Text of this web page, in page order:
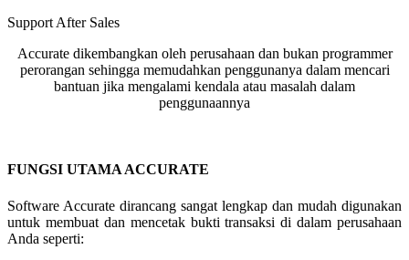
Support After Sales
Accurate dikembangkan oleh perusahaan dan bukan programmer
perorangan sehingga memudahkan penggunanya dalam mencari
bantuan jika mengalami kendala atau masalah dalam
penggunaannya
FUNGSI UTAMA ACCURATE
Software Accurate dirancang sangat lengkap dan mudah digunakan
untuk membuat dan mencetak bukti transaksi di dalam perusahaan
Anda seperti: